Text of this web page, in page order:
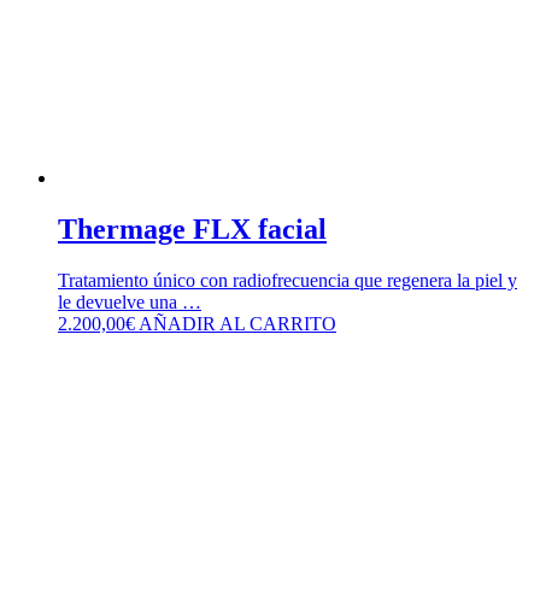
Thermage FLX facial
Tratamiento único con radiofrecuencia que regenera la piel y
le devuelve una …
2.200,00€ AÑADIR AL CARRITO